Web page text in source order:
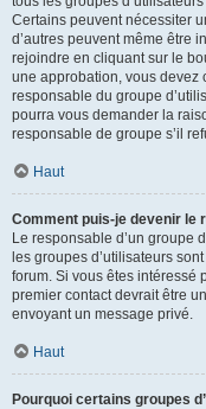
Certains peuvent nécessiter
d’autres peuvent même être
rejoindre en cliquant sur le
une approbation, vous devez
responsable du groupe
pourra vous demander la
responsable de groupe s’il
Haut
Comment puis-je devenir le
Le responsable d’un groupe
les groupes d’utilisateurs
forum. Si vous êtes intéressé
premier contact devrait être
envoyant un message privé.
Haut
Pourquoi certains groupes